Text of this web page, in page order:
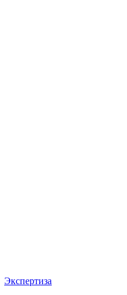
Экспертиза